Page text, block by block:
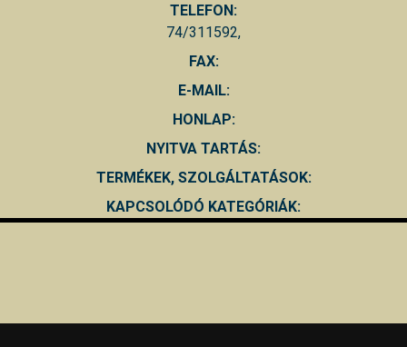
TELEFON:
74/311592,
FAX:
E-MAIL:
HONLAP:
NYITVA TARTÁS:
TERMÉKEK, SZOLGÁLTATÁSOK:
KAPCSOLÓDÓ KATEGÓRIÁK: